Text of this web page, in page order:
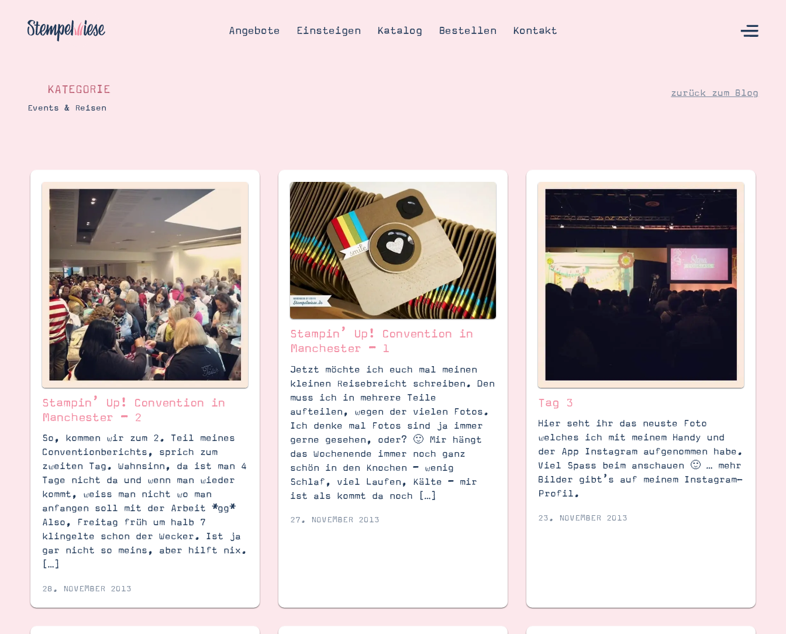
Angebote Einsteigen Katalog Bestellen Kontakt
Katalog
Bestellen
Kontakt
Blog
Produkte erklärt
Über mich
Über Stampin’ Up!
Suche Impressum
SUCHE
KATEGORIE
Events & Reisen
zurück zum Blog
Stampin’ Up! Convention in
Manchester – 2
So, kommen wir zum 2. Teil meines
Conventionberichts, sprich zum
zweiten Tag. Wahnsinn, da ist man 4
Tage nicht da und wenn man wieder
kommt, weiss man nicht wo man
anfangen soll mit der Arbeit *gg*
Also, Freitag früh um halb 7
klingelte schon der Wecker. Ist ja
gar nicht so meins, aber hilft nix.
[…]
28. NOVEMBER 2013
Stampin’ Up! Convention in
Manchester – 1
Jetzt möchte ich euch mal meinen
kleinen Reisebreicht schreiben. Den
muss ich in mehrere Teile
aufteilen, wegen der vielen Fotos.
Ich denke mal Fotos sind ja immer
gerne gesehen, oder? 🙂 Mir hängt
das Wochenende immer noch ganz
schön in den Knochen – wenig
Schlaf, viel Laufen, Kälte – mir
ist als kommt da noch […]
27. NOVEMBER 2013
Tag 3
Hier seht ihr das neuste Foto
welches ich mit meinem Handy und
der App Instagram aufgenommen habe.
Viel Spass beim anschauen 🙂 … mehr
Bilder gibt’s auf meinem Instagram-
Profil.
23. NOVEMBER 2013